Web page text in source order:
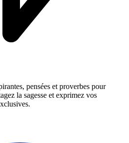
pensées et proverbes pour
la sagesse et exprimez vos